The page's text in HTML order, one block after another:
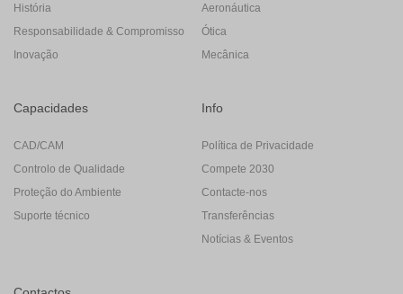
História
Responsabilidade & Compromisso
Inovação
Aeronáutica
Ótica
Mecânica
Capacidades
CAD/CAM
Controlo de Qualidade
Proteção do Ambiente
Suporte técnico
Info
Política de Privacidade
Compete 2030
Contacte-nos
Transferências
Notícias & Eventos